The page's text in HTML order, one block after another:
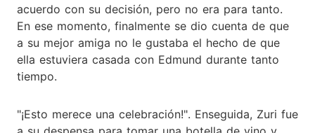
acuerdo con su decisión, pero no era para tanto.
En ese momento, finalmente se dio cuenta de que
a su mejor amiga no le gustaba el hecho de que
ella estuviera casada con Edmund durante tanto
tiempo.
"¡Esto merece una celebración!". Enseguida, Zuri fue